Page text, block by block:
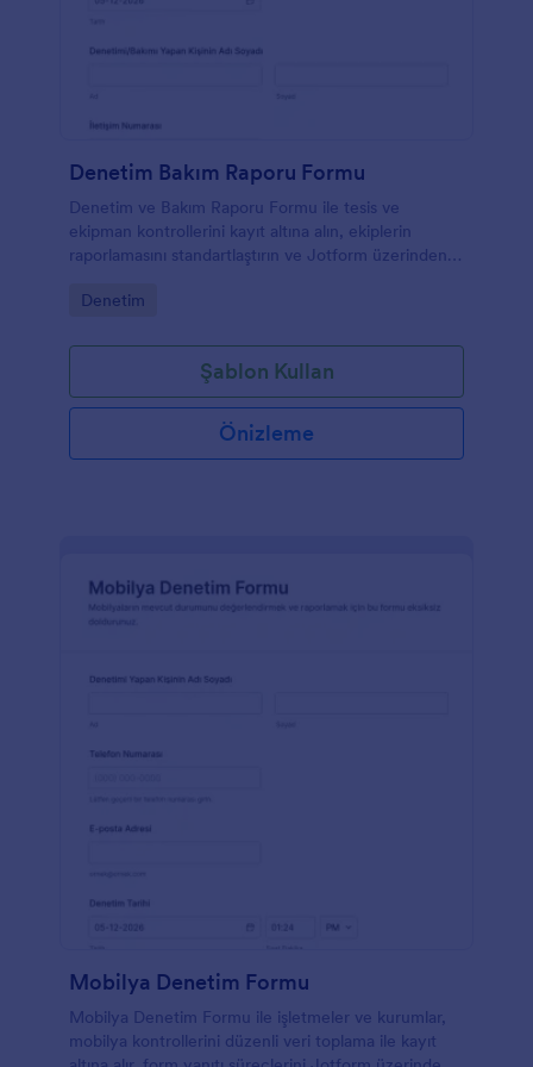
Denetim Bakım Raporu Formu
Denetim ve Bakım Raporu Formu ile tesis ve
ekipman kontrollerini kayıt altına alın, ekiplerin
raporlamasını standartlaştırın ve Jotform üzerinden
Go to Category:
Denetim
Şablon Kullan
Önizleme
Mobilya Denetim Formu
Mobilya Denetim Formu ile işletmeler ve kurumlar,
mobilya kontrollerini düzenli veri toplama ile kayıt